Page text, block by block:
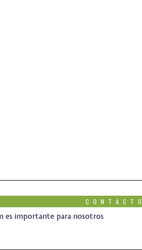
CONTACTO
es importante para nosotros